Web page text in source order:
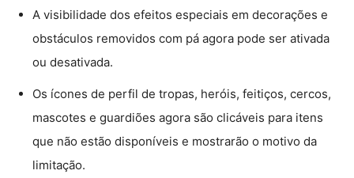
A visibilidade dos efeitos especiais em decorações e
obstáculos removidos com pá agora pode ser ativada
ou desativada.
Os ícones de perfil de tropas, heróis, feitiços, cercos,
mascotes e guardiões agora são clicáveis ​​para itens
que não estão disponíveis e mostrarão o motivo da
limitação.